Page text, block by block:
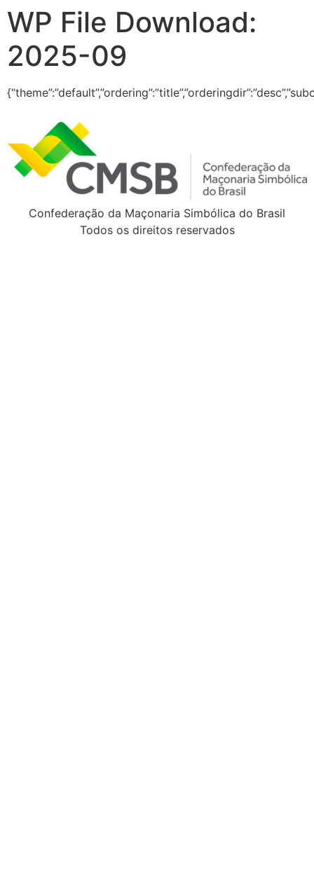
WP File Download:
2025-09
Confederação da Maçonaria Simbólica do Brasil
Todos os direitos reservados